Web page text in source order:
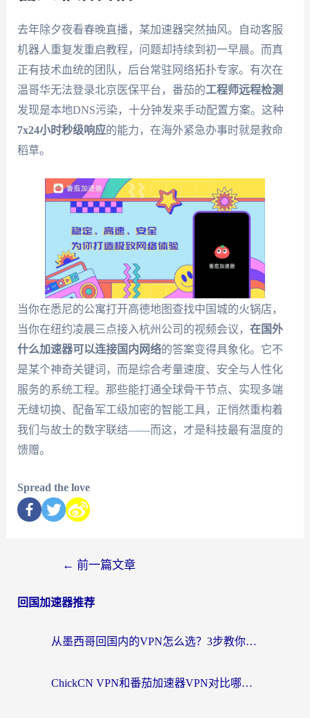
去年除夕夜看春晚直播，某加速器突然抽风。自动客服
机器人重复发重启教程，问题却持续到初一早晨。而真
正有技术血统的团队，后台常驻网络拓扑专家。有次在
温哥华无法登录北京医保平台，番茄的工程师远程检测
发现是本地DNS污染，十分钟发来手动配置方案。这种
7x24小时秒级响应的能力，在海外紧急办事时就是救命
稻草。
当你在悉尼的公寓打开高德地图查找中国城的火锅店，
当你在纽约凌晨三点接入杭州公司的视频会议， 在国外
什么加速器可以连接国内网络的答案变得具象化。它不
是某个神奇关键词，而是综合考量速度、安全与人性化
服务的系统工程。那些能打通全球骨干节点、实现多端
无缝切换、配备军工级加密的智能工具，正悄然重构着
我们与故土的数字联结——而这，才是科技最有温度的
馈赠。
Spread the love
← 前一篇文章
回国加速器推荐
从墨西哥回国内的VPN怎么选？3步教你无缝刷剧、玩国服游戏
ChickCN VPN和番茄加速器VPN对比哪个回国效果更好？海外党亲测后的真实答案